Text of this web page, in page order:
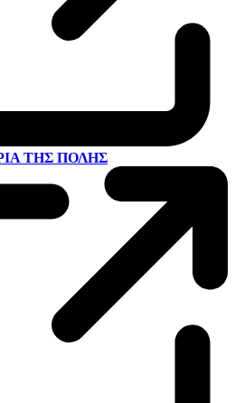
ΤΗΣ ΠΌΛΗΣ